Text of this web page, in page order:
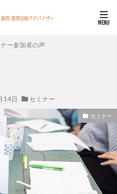
ー参加者の声
14日 セミナー
セミナー
検索